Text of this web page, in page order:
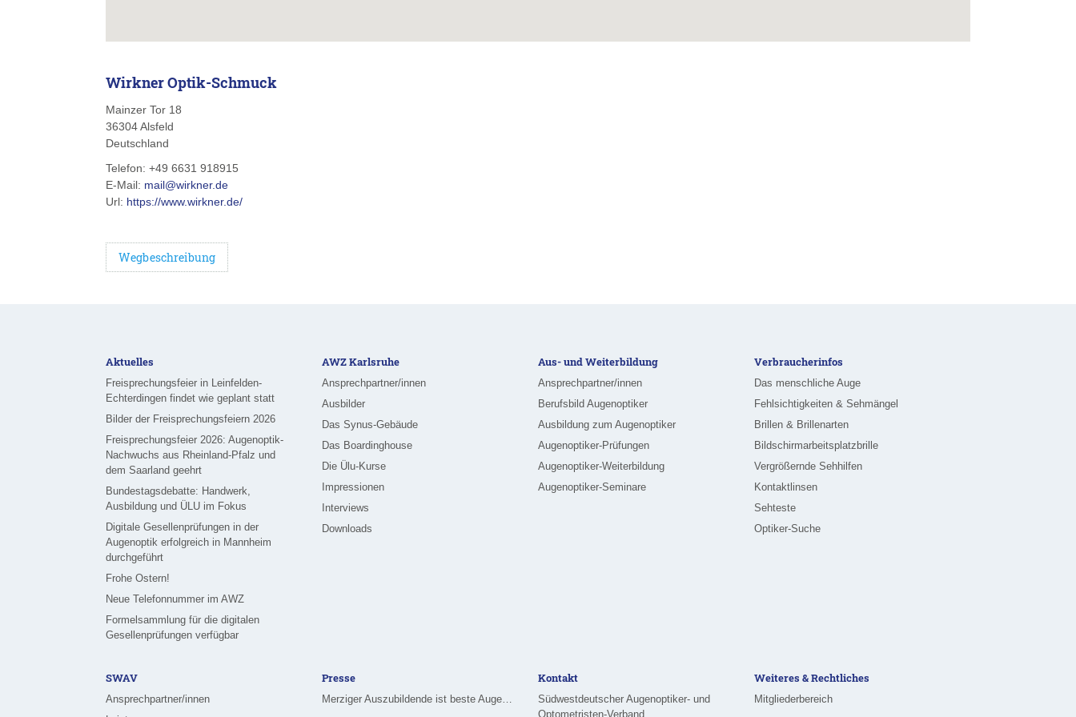
Wirkner Optik-Schmuck
Mainzer Tor 18
36304Alsfeld
Deutschland
Telefon: +49 6631 918915
E-Mail: mail@wirkner.de
Url: https://www.wirkner.de/
Wegbeschreibung
Aktuelles
Freisprechungsfeier in Leinfelden-
Echterdingen findet wie geplant statt
Bilder der Freisprechungsfeiern 2026
Freisprechungsfeier 2026: Augenoptik-
Nachwuchs aus Rheinland-Pfalz und
dem Saarland geehrt
Bundestagsdebatte: Handwerk,
Ausbildung und ÜLU im Fokus
Digitale Gesellenprüfungen in der
Augenoptik erfolgreich in Mannheim
durchgeführt
Frohe Ostern!
Neue Telefonnummer im AWZ
Formelsammlung für die digitalen
Gesellenprüfungen verfügbar
AWZ Karlsruhe
Ansprechpartner/innen
Ausbilder
Das Synus-Gebäude
Das Boardinghouse
Die Ülu-Kurse
Impressionen
Interviews
Downloads
Aus- und Weiterbildung
Ansprechpartner/innen
Berufsbild Augenoptiker
Ausbildung zum Augenoptiker
Augenoptiker-Prüfungen
Augenoptiker-Weiterbildung
Augenoptiker-Seminare
Verbraucherinfos
Das menschliche Auge
Fehlsichtigkeiten & Sehmängel
Brillen & Brillenarten
Bildschirmarbeitsplatzbrille
Vergrößernde Sehhilfen
Kontaktlinsen
Sehteste
Optiker-Suche
SWAV
Ansprechpartner/innen
Presse
Merziger Auszubildende ist beste Augenoptikerin im Saarland
Kontakt
Südwestdeutscher Augenoptiker- und
Optometristen-Verband
Weiteres & Rechtliches
Mitgliederbereich